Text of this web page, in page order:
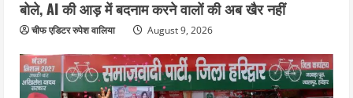
बोले, AI की आड़ में बदनाम करने वालों की अब खैर नहीं
चीफ एडिटर रुपेश वालिया August 9, 2026